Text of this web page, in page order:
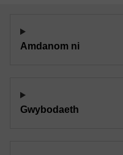
Amdanom ni
Gwybodaeth